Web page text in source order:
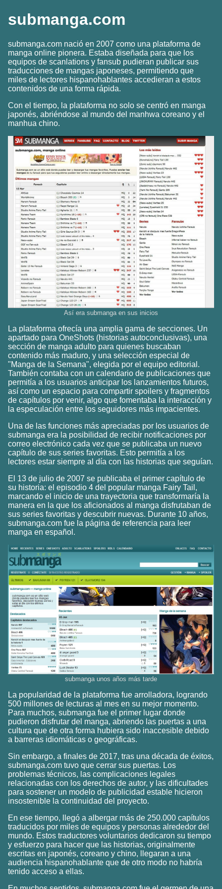
submanga.com
submanga.com nació en 2007 como una plataforma de
manga online pionera. Estaba diseñada para que los
equipos de scanlations y fansub pudieran publicar sus
traducciones de mangas japoneses, permitiendo que
miles de lectores hispanohablantes accedieran a estos
contenidos de una forma rápida.
Con el tiempo, la plataforma no solo se centró en manga
japonés, abriéndose al mundo del manhwa coreano y el
manhua chino.
Así era submanga en sus inicios
La plataforma ofrecía una amplia gama de secciones. Un
apartado para OneShots (historias autoconclusivas), una
sección de manga adulto para quienes buscaban
contenido más maduro, y una selección especial de
"Manga de la Semana", elegida por el equipo editorial.
También contaba con un calendario de publicaciones que
permitía a los usuarios anticipar los lanzamientos futuros,
así como un espacio para compartir spoilers y fragmentos
de capítulos por venir, algo que fomentaba la interacción y
la especulación entre los seguidores más impacientes.
Una de las funciones más apreciadas por los usuarios de
submanga era la posibilidad de recibir notificaciones por
correo electrónico cada vez que se publicaba un nuevo
capítulo de sus series favoritas. Esto permitía a los
lectores estar siempre al día con las historias que seguían.
El 13 de julio de 2007 se publicaba el primer capítulo de
su historia: el episodio 4 del popular manga Fairy Tail,
marcando el inicio de una trayectoria que transformaría la
manera en la que los aficionados al manga disfrutaban de
sus series favoritas y descubrir nuevas. Durante 10 años,
submanga.com fue la página de referencia para leer
manga en español.
submanga unos años más tarde
La popularidad de la plataforma fue arrolladora, logrando
500 millones de lecturas al mes en su mejor momento.
Para muchos, submanga fue el primer lugar donde
pudieron disfrutar del manga, abriendo las puertas a una
cultura que de otra forma hubiera sido inaccesible debido
a barreras idiomáticas o geográficas.
Sin embargo, a finales de 2017, tras una década de éxitos,
submanga.com tuvo que cerrar sus puertas. Los
problemas técnicos, las complicaciones legales
relacionadas con los derechos de autor, y las dificultades
para sostener un modelo de publicidad estable hicieron
insostenible la continuidad del proyecto.
En ese tiempo, llegó a albergar más de 250.000 capítulos
traducidos por miles de equipos y personas alrededor del
mundo. Estos traductores voluntarios dedicaron su tiempo
y esfuerzo para hacer que las historias, originalmente
escritas en japonés, coreano y chino, llegaran a una
audiencia hispanohablante que de otro modo no habría
tenido acceso a ellas.